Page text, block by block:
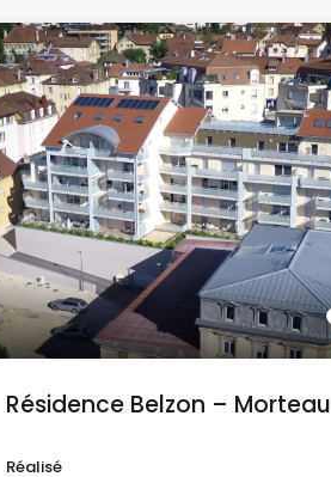
Résidence Belzon – Morteau
Réalisé